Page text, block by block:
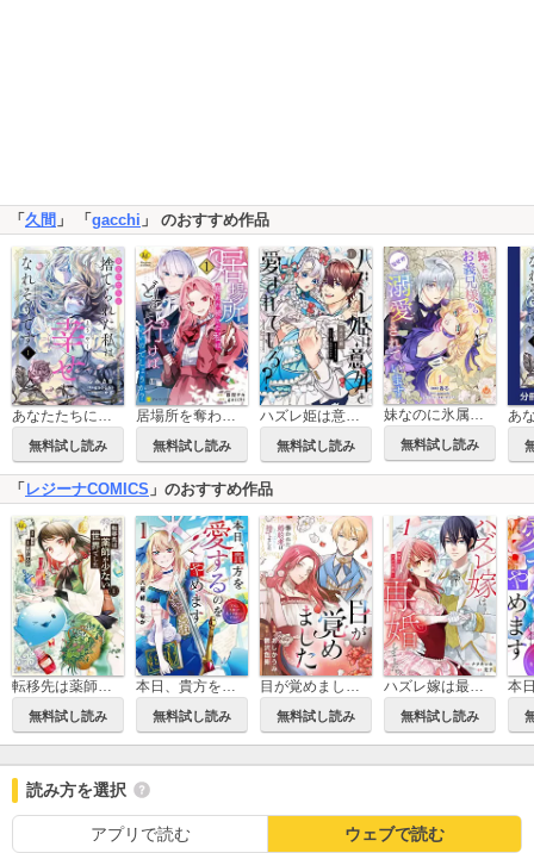
「久間 」 「gacchi 」 のおすすめ作品
あなたたちに捨てられた私は、ようやく幸せになれそうです
無料試し読み
居場所を奪われ続けた私はどこに行けばいいのでしょうか？
無料試し読み
ハズレ姫は意外と愛されている？
無料試し読み
妹なのに氷属性のお義兄様からなぜか溺愛されています
無料試し読み
「 レジーナCOMICS 」のおすすめ作品
転移先は薬師が少ない世界でした
無料試し読み
本日、貴方を愛するのをやめます 王妃と不倫した貴方が悪いのですよ？
無料試し読み
目が覚めました 奪われた婚約者はきっぱりと捨てました（分冊版）
無料試し読み
ハズレ嫁は最強の天才公爵様と再婚しました。
無料試し読み
読み方を選択
アプリで読む ウェブで読む